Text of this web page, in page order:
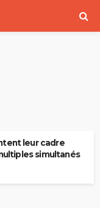
leur cadre
simultanés